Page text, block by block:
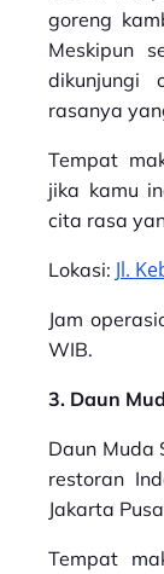
goreng
Meskipun
dikunjungi
rasanya
Tempat
jika kamu
cita rasa
Lokasi: Jl.
Jam
WIB.
3. Daun
Daun Muda
restoran
Jakarta
Tempat